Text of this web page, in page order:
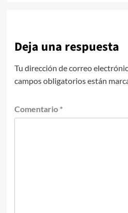
Deja una respuesta
Tu dirección de correo
campos obligatorios están
Comentario *